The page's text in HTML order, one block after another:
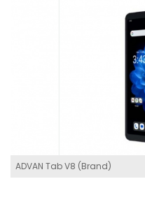
ADVAN Tab V8 (Brand)